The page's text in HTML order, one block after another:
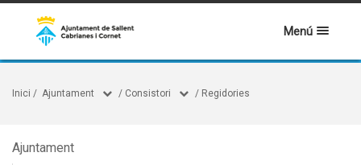
Menú
Inici / Ajuntament / Consistori / Regidories
Ajuntament